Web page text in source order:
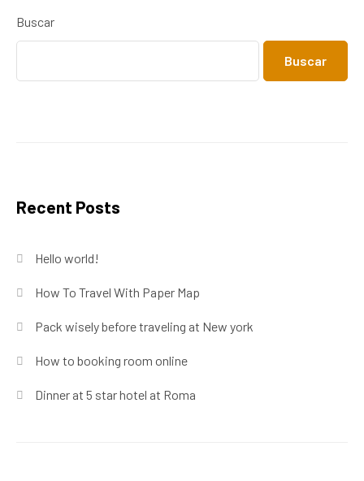
Buscar
Buscar
Recent Posts
Hello world!
How To Travel With Paper Map
Pack wisely before traveling at New york
How to booking room online
Dinner at 5 star hotel at Roma